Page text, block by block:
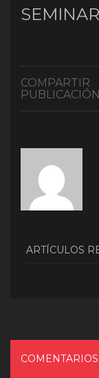
COMPARTIR
PUBLICACIÓN
ARTÍCULOS
COMENTARIOS